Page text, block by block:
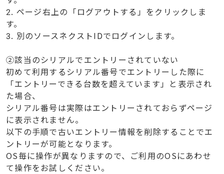
2. ページ右上の「ログアウトする」をクリックしま
す。
3. 別のソースネクストIDでログインします。
②該当のシリアルでエントリーされていない
初めて利用するシリアル番号でエントリーした際に
「エントリーできる台数を超えています」と表示され
た場合、
シリアル番号は実際はエントリーされておらずページ
に表示されません。
以下の手順で古いエントリー情報を削除することでエ
ントリーが可能となります。
OS毎に操作が異なりますので、ご利用のOSにあわせ
て操作をお試しください。